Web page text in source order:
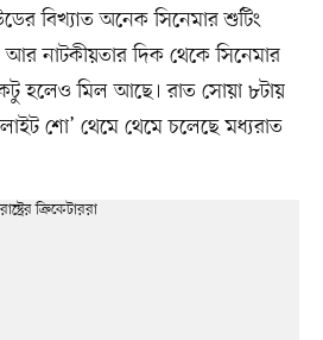
বিখ্যাত অনেক সিনেমার শুটিং
আর নাটকীয়তার দিক থেকে সিনেমার
হলেও মিল আছে। রাত সোয়া ৮টায়
শো’ থেমে থেমে চলেছে মধ্যরাত